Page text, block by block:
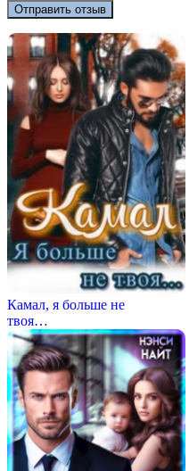
Камал, я больше не
твоя…